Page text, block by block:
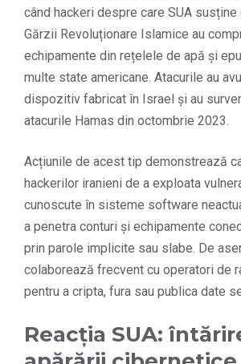
când hackeri despre care SUA
Gărzii Revoluționare Islamice au
echipamente din rețelele de apă și
multe state americane. Atacurile au
dispozitiv fabricat în Israel și au
atacurile Hamas din octombrie 2023.
Acțiunile de acest tip demonstrează
hackerilor iranieni de a exploata
cunoscute în sisteme software
a penetra conturi și echipamente
prin parole implicite sau slabe. De
colaborează frecvent cu operatori de
pentru a cripta, fura sau publica date
Reacția SUA: